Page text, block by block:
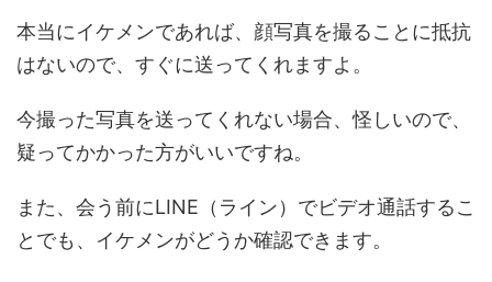
本当にイケメンであれば、顔写真を撮ることに抵抗
はないので、すぐに送ってくれますよ。
今撮った写真を送ってくれない場合、怪しいので、
疑ってかかった方がいいですね。
また、会う前にLINE（ライン）でビデオ通話するこ
とでも、イケメンがどうか確認できます。